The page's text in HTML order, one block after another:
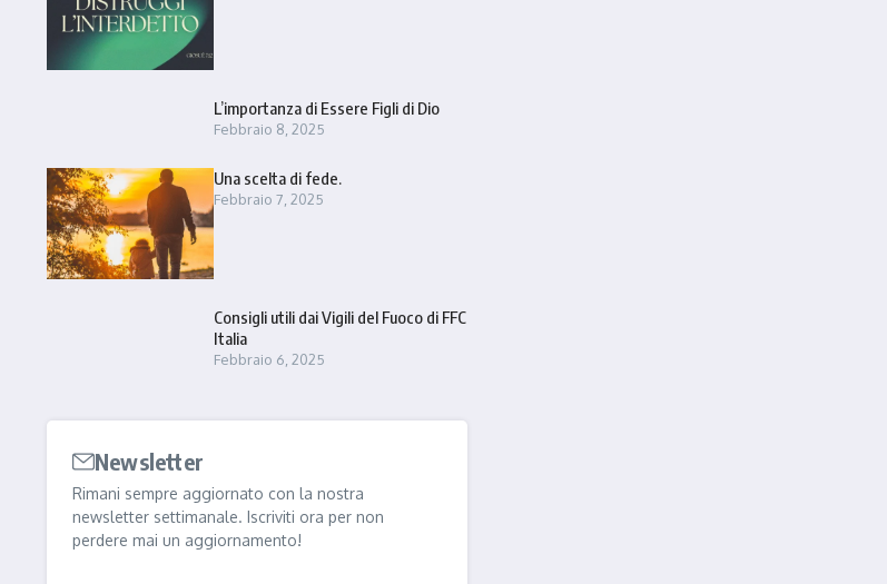
L’importanza di Essere Figli di Dio
Febbraio 8, 2025
Una scelta di fede.
Febbraio 7, 2025
Consigli utili dai Vigili del Fuoco di FFC
Italia
Febbraio 6, 2025
Newsletter
Rimani sempre aggiornato con la nostra
newsletter settimanale. Iscriviti ora per non
perdere mai un aggiornamento!